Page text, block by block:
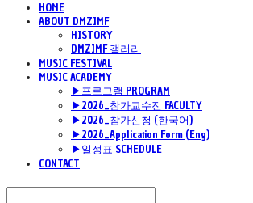
HOME
ABOUT DMZIMF
HISTORY
DMZIMF 갤러리
MUSIC FESTIVAL
MUSIC ACADEMY
▶프로그램 PROGRAM
▶2026_참가교수진 FACULTY
▶2026_참가신청 (한국어)
▶2026_Application Form (Eng)
▶일정표 SCHEDULE
CONTACT